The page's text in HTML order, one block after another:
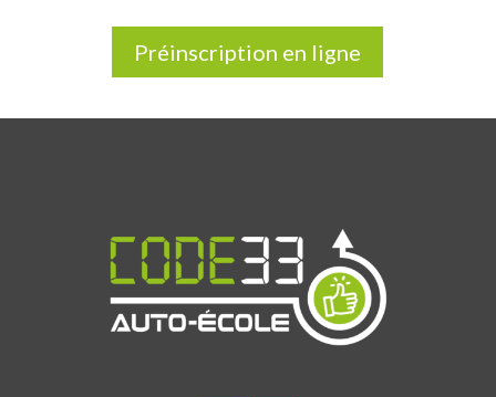
Préinscription en ligne